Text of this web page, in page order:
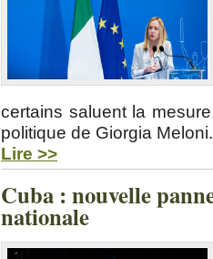
certains saluent la
politique de Giorgia Meloni.
Lire >>
Cuba : nouvelle
nationale